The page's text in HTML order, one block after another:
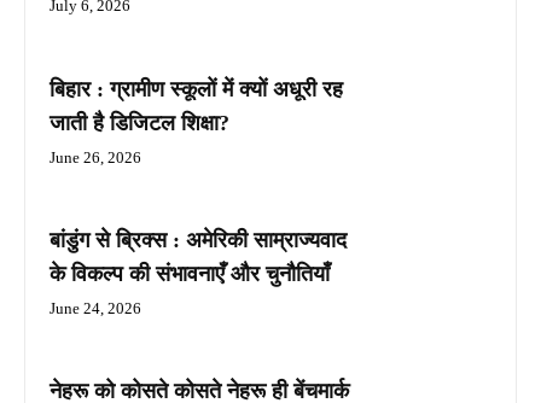
July 6, 2026
बिहार : ग्रामीण स्कूलों में क्यों अधूरी रह
जाती है डिजिटल शिक्षा?
June 26, 2026
बांडुंग से ब्रिक्स : अमेरिकी साम्राज्यवाद
के विकल्प की संभावनाएँ और चुनौतियाँ
June 24, 2026
नेहरू को कोसते कोसते नेहरू ही बेंचमार्क